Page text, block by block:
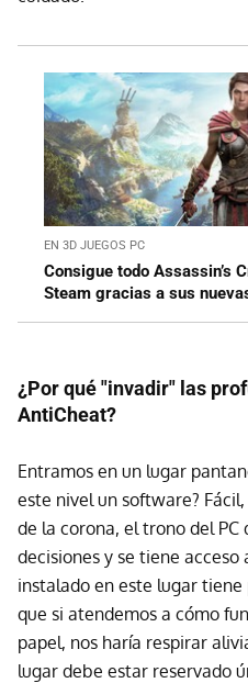
EN 3D JUEGOS PC
Consigue todo Assassin’s
Steam gracias a sus
¿Por qué "invadir" las
AntiCheat?
Entramos en un lugar
este nivel un software?
de la corona, el trono del PC
decisiones y se tiene
instalado en este lugar tiene
que si atendemos a cómo
papel, nos haría respirar
lugar debe estar reservado